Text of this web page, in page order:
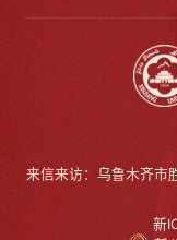
来信来访：乌鲁木齐市
新